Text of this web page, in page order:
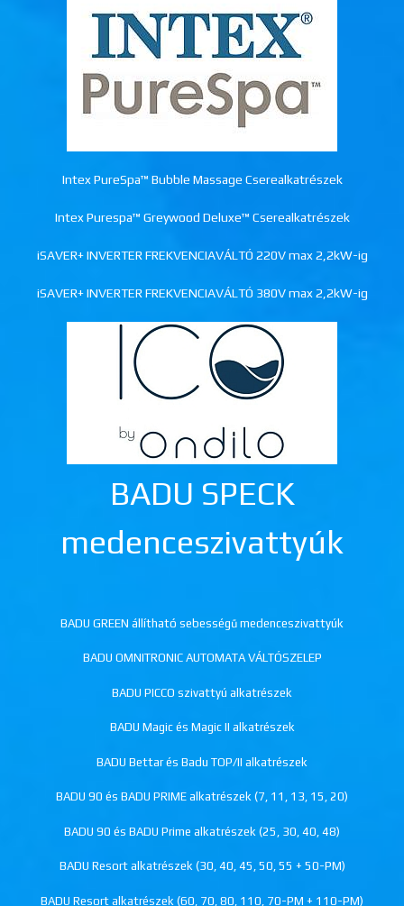
Intex PureSpa™ Bubble Massage Cserealkatrészek
Intex Purespa™ Greywood Deluxe™ Cserealkatrészek
iSAVER+ INVERTER FREKVENCIAVÁLTÓ 220V max 2,2kW-ig
iSAVER+ INVERTER FREKVENCIAVÁLTÓ 380V max 2,2kW-ig
BADU SPECK
medenceszivattyúk
BADU GREEN állítható sebességű medenceszivattyúk
BADU OMNITRONIC AUTOMATA VÁLTÓSZELEP
BADU PICCO szivattyú alkatrészek
BADU Magic és Magic II alkatrészek
BADU Bettar és Badu TOP/II alkatrészek
BADU 90 és BADU PRIME alkatrészek (7, 11, 13, 15, 20)
BADU 90 és BADU Prime alkatrészek (25, 30, 40, 48)
BADU Resort alkatrészek (30, 40, 45, 50, 55 + 50-PM)
BADU Resort alkatrészek (60, 70, 80, 110, 70-PM + 110-PM)